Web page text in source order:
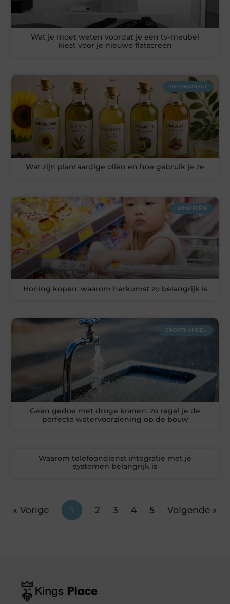
Wat je moet weten voordat je een tv-meubel
kiest voor je nieuwe flatscreen
GEZONDHEID
Wat zijn plantaardige oliën en hoe gebruik je ze
WINKELEN
Honing kopen: waarom herkomst zo belangrijk is
GROOTHANDEL
Geen gedoe met droge kranen: zo regel je de
perfecte watervoorziening op de bouw
Waarom telefoondienst integratie met je
systemen belangrijk is
« Vorige 1 2 3 4 5 Volgende »